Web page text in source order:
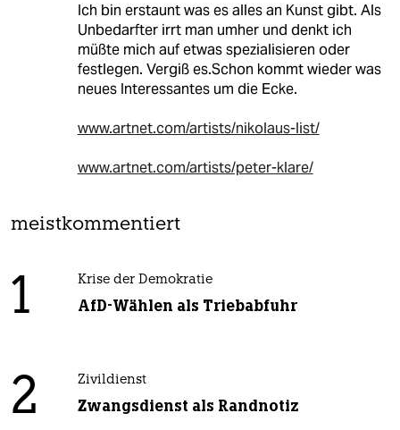
Ich bin erstaunt was es alles an Kunst gibt. Als
Unbedarfter irrt man umher und denkt ich
müßte mich auf etwas spezialisieren oder
festlegen. Vergiß es.Schon kommt wieder was
neues Interessantes um die Ecke.
www.artnet.com/artists/nikolaus-list/
www.artnet.com/artists/peter-klare/
meistkommentiert
1 Krise der Demokratie
AfD-Wählen als Triebabfuhr
2 Zivildienst
Zwangsdienst als Randnotiz